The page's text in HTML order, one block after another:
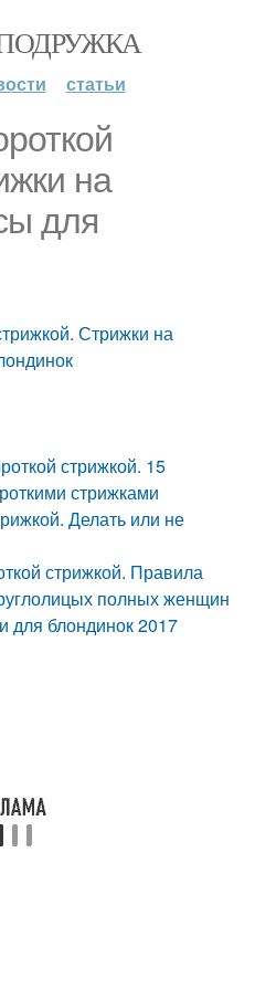
статьи
на
для
Стрижки на
стрижкой. 15
стрижками
Делать или не
стрижкой. Правила
полных женщин
для блондинок 2017